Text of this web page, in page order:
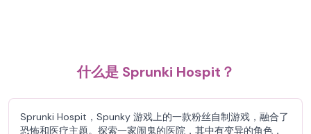
什么是 Sprunki Hospit？
Sprunki Hospit，Spunky 游戏上的一款粉丝自制游戏，融合了
恐怖和医疗主题。探索一家闹鬼的医院，其中有变异的角色，